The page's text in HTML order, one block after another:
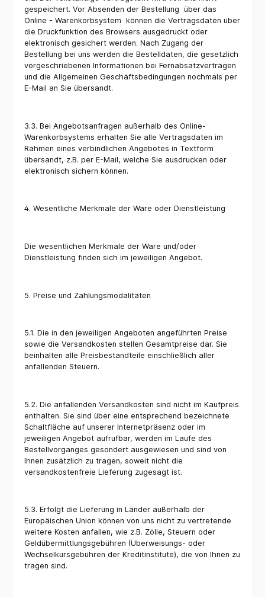
gespeichert. Vor Absenden der Bestellung über das
Online - Warenkorbsystem können die Vertragsdaten über
die Druckfunktion des Browsers ausgedruckt oder
elektronisch gesichert werden. Nach Zugang der
Bestellung bei uns werden die Bestelldaten, die gesetzlich
vorgeschriebenen Informationen bei Fernabsatzverträgen
und die Allgemeinen Geschäftsbedingungen nochmals per
E-Mail an Sie übersandt.
3.3. Bei Angebotsanfragen außerhalb des Online-
Warenkorbsystems erhalten Sie alle Vertragsdaten im
Rahmen eines verbindlichen Angebotes in Textform
übersandt, z.B. per E-Mail, welche Sie ausdrucken oder
elektronisch sichern können.
4. Wesentliche Merkmale der Ware oder Dienstleistung
Die wesentlichen Merkmale der Ware und/oder
Dienstleistung finden sich im jeweiligen Angebot.
5. Preise und Zahlungsmodalitäten
5.1. Die in den jeweiligen Angeboten angeführten Preise
sowie die Versandkosten stellen Gesamtpreise dar. Sie
beinhalten alle Preisbestandteile einschließlich aller
anfallenden Steuern.
5.2. Die anfallenden Versandkosten sind nicht im Kaufpreis
enthalten. Sie sind über eine entsprechend bezeichnete
Schaltfläche auf unserer Internetpräsenz oder im
jeweiligen Angebot aufrufbar, werden im Laufe des
Bestellvorganges gesondert ausgewiesen und sind von
Ihnen zusätzlich zu tragen, soweit nicht die
versandkostenfreie Lieferung zugesagt ist.
5.3. Erfolgt die Lieferung in Länder außerhalb der
Europäischen Union können von uns nicht zu vertretende
weitere Kosten anfallen, wie z.B. Zölle, Steuern oder
Geldübermittlungsgebühren (Überweisungs- oder
Wechselkursgebühren der Kreditinstitute), die von Ihnen zu
tragen sind.